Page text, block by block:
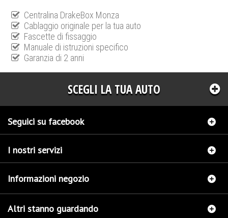
Centralina DrakeBox Monza
Cablaggio originale per la tua auto
Fascette di fissaggio
Manuale di istruzioni specifico
Garanzia di 2 anni
SCEGLI LA TUA AUTO
Seguici su facebook
I nostri servizi
Informazioni negozio
Altri stanno guardando